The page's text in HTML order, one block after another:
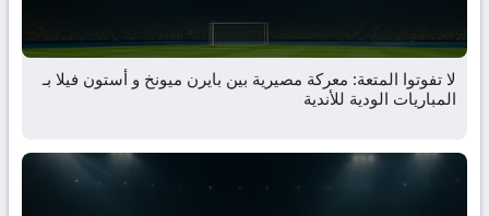
لا تفوتوا المتعة: معركة مصيرية بين بايرن ميونخ و أستون فيلا بـ
المباريات الودية للأندية